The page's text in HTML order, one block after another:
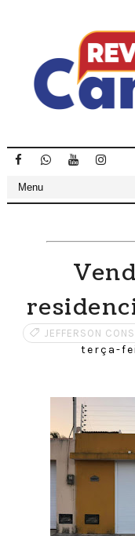
JEFFERSON
terça-